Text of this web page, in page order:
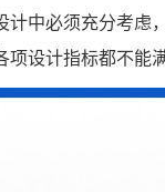
中必须充分考虑
设计指标都不能